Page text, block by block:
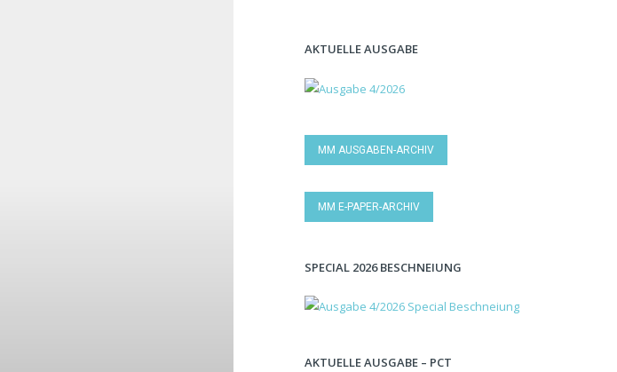
AKTUELLE AUSGABE
MM AUSGABEN-ARCHIV
MM E-PAPER-ARCHIV
SPECIAL 2026 BESCHNEIUNG
AKTUELLE AUSGABE – PCT